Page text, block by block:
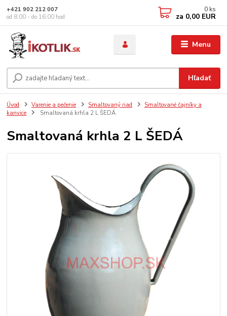
Menu
Hľadať
+421 902 212 007
od 8:00 - do 16:00 hod
0 ks
za 0,00 EUR
Úvod Varenie a pečenie Smaltovaný riad
Smaltované čajníky a
kanvice
Smaltovaná krhla 2 L ŠEDÁ
Smaltovaná krhla 2 L ŠEDÁ